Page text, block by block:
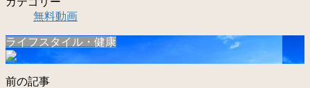
無料動画
ライフスタイル・健康
前の記事